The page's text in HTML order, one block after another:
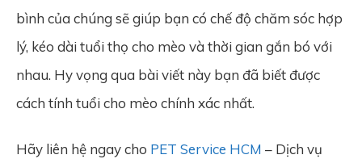
bình của chúng sẽ giúp bạn có chế độ chăm sóc hợp
lý, kéo dài tuổi thọ cho mèo và thời gian gắn bó với
nhau. Hy vọng qua bài viết này bạn đã biết được
cách tính tuổi cho mèo chính xác nhất.
Hãy liên hệ ngay cho PET Service HCM – Dịch vụ